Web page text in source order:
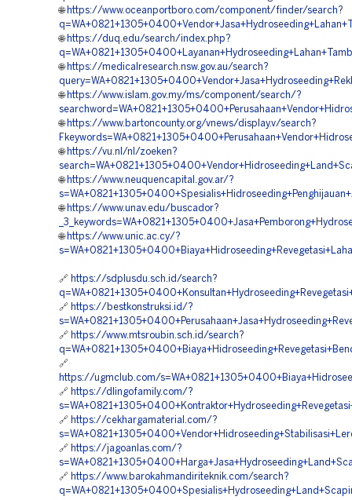
🌐 https://www.oceanportboro.com/component/finder/search?
🌐 https://duq.edu/search/index.php?
🌐 https://medicalresearch.nsw.gov.au/search?
🌐 https://www.islam.gov.my/ms/component/search/?
🌐 https://www.bartoncounty.org/vnews/display.v/search?
🌐 https://vu.nl/nl/zoeken?
🌐 https://www.neuquencapital.gov.ar/?
🌐 https://www.unav.edu/buscador?
🌐 https://www.unic.ac.cy/?
🔗 https://sdplusdu.sch.id/search?
🔗 https://bestkonstruksi.id/?
🔗 https://www.mtsroubin.sch.id/search?
🔗
https://ugmclub.com/
🔗 https://dlingofamily.com/?
🔗 https://cekhargamaterial.com/?
🔗 https://jagoanlas.com/?
🔗 https://www.barokahmandiriteknik.com/search?